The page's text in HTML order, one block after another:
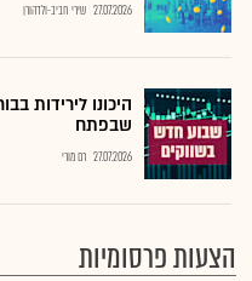
27.07.2026 שירי חביב-ולדהורן
היכונו לירידות
שבפתח
27.07.2026 רם מורי
הצעות פרסומיות